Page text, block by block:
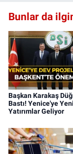
Bunlar da
Başkan Karakaş
Bastı! Yenice'ye Yeni
Yatırımlar Geliyor